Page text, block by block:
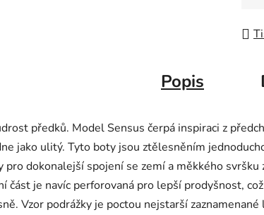
Popis
předků. Model Sensus čerpá inspiraci z
jako ulitý. Tyto boty jsou ztělesněním
dokonalejší spojení se zemí a měkkého svršku
část je navíc perforovaná pro lepší prodyšnost,
Vzor podrážky je poctou nejstarší zaznamenané